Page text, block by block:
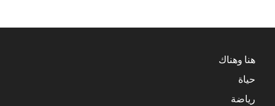
هنا وهناك
حياة
رياضة